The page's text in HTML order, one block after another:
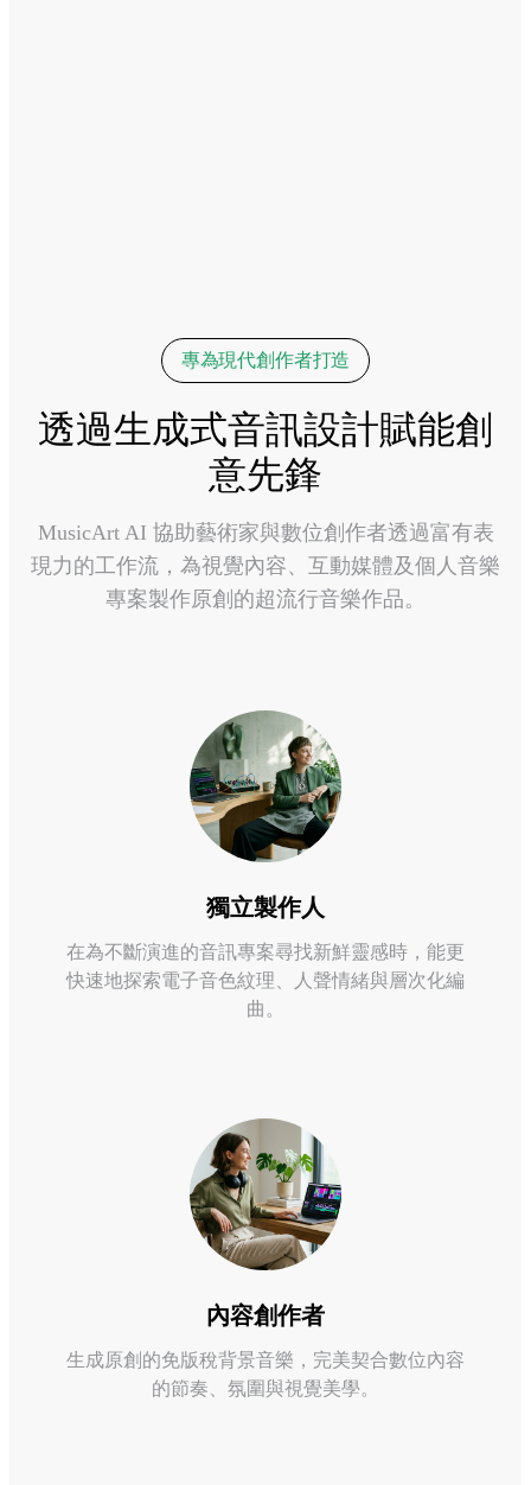
專為現代創作者打造
透過生成式音訊設計賦能創
意先鋒
MusicArt AI 協助藝術家與數位創作者透過富有表
現力的工作流，為視覺內容、互動媒體及個人音樂
專案製作原創的超流行音樂作品。
獨立製作人
在為不斷演進的音訊專案尋找新鮮靈感時，能更
快速地探索電子音色紋理、人聲情緒與層次化編
曲。
內容創作者
生成原創的免版稅背景音樂，完美契合數位內容
的節奏、氛圍與視覺美學。